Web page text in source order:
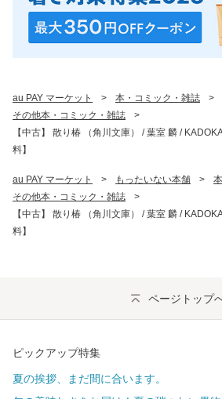
au PAY マーケット > 本・コミック・雑誌
>
その他本・コミック・雑誌
>
【中古】 散り椿 （角川文庫） / 葉室 麟 /
料】
au PAY マーケット > もったいない本舗 >
その他本・コミック・雑誌
>
【中古】 散り椿 （角川文庫） / 葉室 麟 /
料】
ページトップ
ピックアップ特集
夏の挨拶、まだ間に合います。